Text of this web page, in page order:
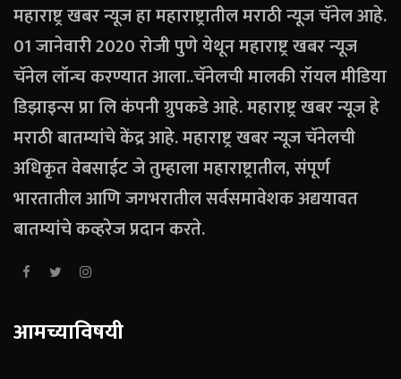
महाराष्ट्र खबर न्यूज हा महाराष्ट्रातील मराठी न्यूज चॅनेल आहे.
01 जानेवारी 2020 रोजी पुणे येथून महाराष्ट्र खबर न्यूज
चॅनेल लॉन्च करण्यात आला..चॅनेलची मालकी रॉयल मीडिया
डिझाइन्स प्रा लि कंपनी ग्रुपकडे आहे. महाराष्ट्र खबर न्यूज हे
मराठी बातम्यांचे केंद्र आहे. महाराष्ट्र खबर न्यूज चॅनेलची
अधिकृत वेबसाईट जे तुम्हाला महाराष्ट्रातील, संपूर्ण
भारतातील आणि जगभरातील सर्वसमावेशक अद्ययावत
बातम्यांचे कव्हरेज प्रदान करते.
आमच्याविषयी